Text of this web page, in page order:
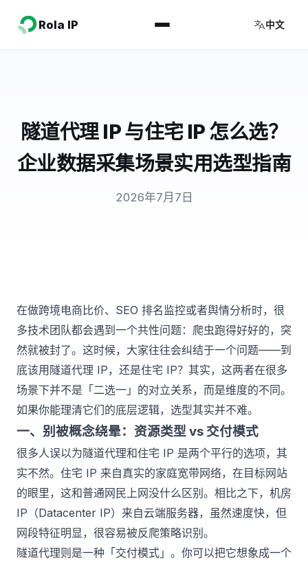
Rola IP 中文
隧道代理 IP 与住宅 IP 怎么选？
企业数据采集场景实用选型指南
2026年7月7日
在做跨境电商比价、SEO 排名监控或者舆情分析时，很
多技术团队都会遇到一个共性问题：爬虫跑得好好的，突
然就被封了。这时候，大家往往会纠结于一个问题——到
底该用 隧道代理 IP，还是住宅 IP？其实，这两者在很多
场景下并不是「二选一」的对立关系，而是维度的不同。
如果你能理清它们的底层逻辑，选型其实并不难。
一、别被概念绕晕：资源类型 vs 交付模式
很多人误以为隧道代理和住宅 IP 是两个平行的选项，其
实不然。住宅 IP 来自真实的家庭宽带网络，在目标网站
的眼里，这和普通网民上网没什么区别。相比之下， 机房
IP （Datacenter IP）来自云端服务器，虽然速度快，但
网段特征明显，很容易被反爬策略识别。
隧道代理则是一种「交付模式」。你可以把它想象成一个